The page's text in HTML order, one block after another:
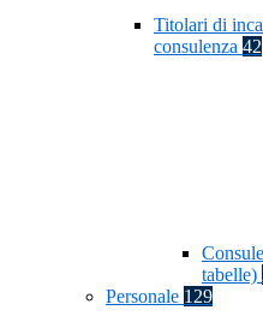
Titolari di
consulenza 42
tabelle)
Personale 129